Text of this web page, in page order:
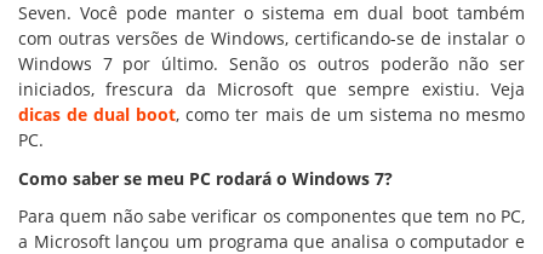
Seven. Você pode manter o sistema em dual boot também
com outras versões de Windows, certificando-se de instalar o
Windows 7 por último. Senão os outros poderão não ser
iniciados, frescura da Microsoft que sempre existiu. Veja
dicas de dual boot, como ter mais de um sistema no mesmo
PC.
Como saber se meu PC rodará o Windows 7?
Para quem não sabe verificar os componentes que tem no PC,
a Microsoft lançou um programa que analisa o computador e